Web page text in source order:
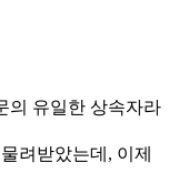
의 유일한 상속자라
려받았는데, 이제